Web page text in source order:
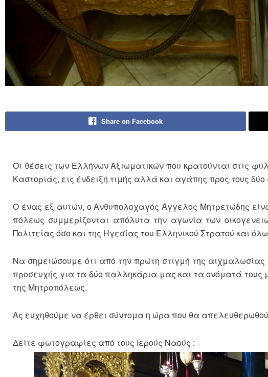
Share on Facebook
Οι θέσεις των Ελλήνων Αξιωματικών που κρατούνται στις
Καστοριάς, εις ένδειξη τιμής αλλά και αγάπης προς τους
Ο ένας εξ αυτών, ο Ανθυπολοχαγός Άγγελος Μητρετώδης
πόλεως συμμερίζονται απόλυτα την αγωνία των
Πολιτείας όσο και της Ηγεσίας του Ελληνικού Στρατού και
Να σημειώσουμε ότι από την πρώτη στιγμή της
προσευχής για τα δύο παλληκάρια μας και τα ονόματά τους
της Μητροπόλεως.
Ας ευχηθούμε να έρθει σύντομα η ώρα που θα απελευθερωθούν
Δείτε φωτογραφίες από τους Ιερούς Ναούς :